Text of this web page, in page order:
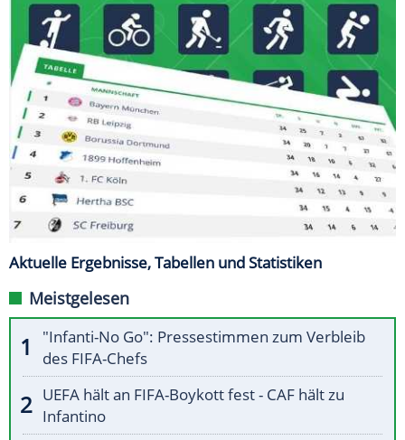
Aktuelle Ergebnisse, Tabellen und Statistiken
Meistgelesen
"Infanti-No Go": Pressestimmen zum Verbleib
des FIFA-Chefs
UEFA hält an FIFA-Boykott fest - CAF hält zu
Infantino